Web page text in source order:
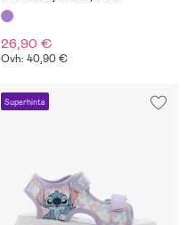
26,90 €
Ovh: 40,90 €
Superhinta